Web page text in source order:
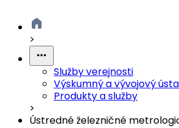
>
Služby verejnosti
Výskumný a vývojový
Produkty a služby
>
Ústredné železničné